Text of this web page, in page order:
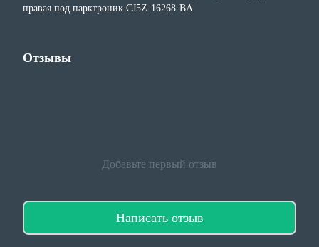
правая под парктроник CJ5Z-16268-BA
Отзывы
Добавьте первый отзыв
Написать отзыв